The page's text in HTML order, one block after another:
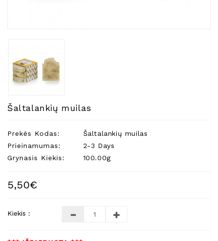
Kosmetika
Higienos
Kūdikiams
Reikalai
Indai
Dovanos
Šaltalankių muilas
Prekės Kodas:
Šaltalankių muilas
Prieinamumas:
2-3 Days
Grynasis Kiekis:
100.00g
5,50€
Kiekis :